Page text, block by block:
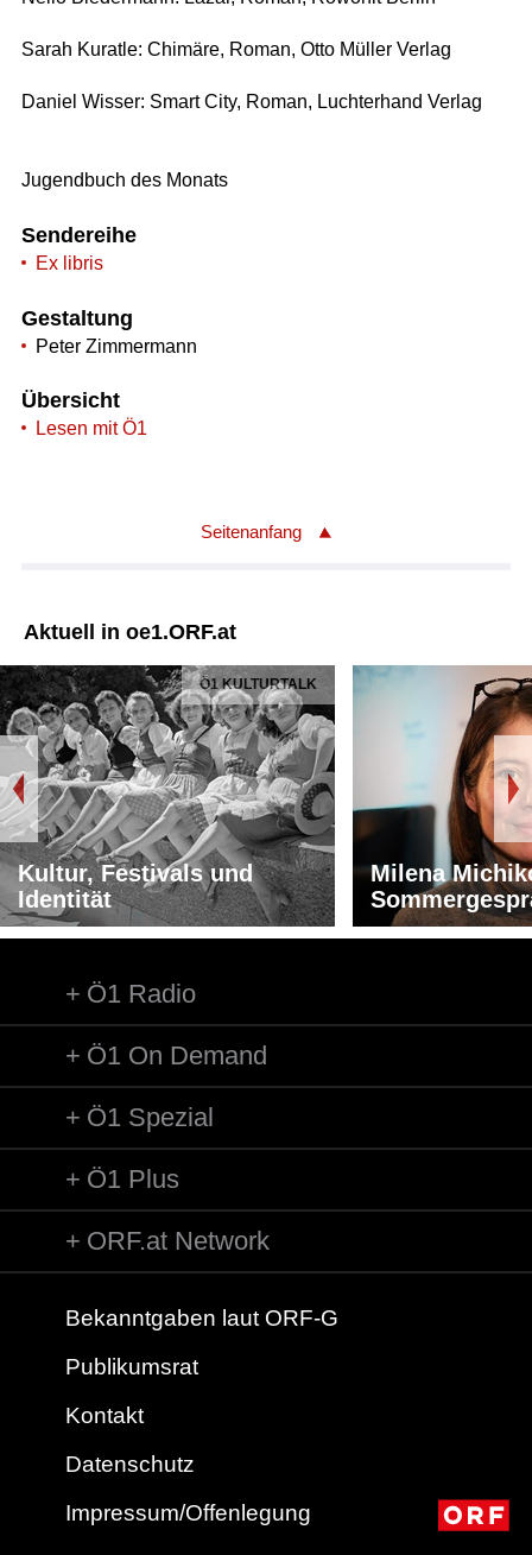
Sarah Kuratle: Chimäre, Roman, Otto Müller Verlag
Daniel Wisser: Smart City, Roman, Luchterhand Verlag
Jugendbuch des Monats
Sendereihe
Ex libris
Gestaltung
Peter Zimmermann
Übersicht
Lesen mit Ö1
Seitenanfang
Aktuell in oe1.ORF.at
Ö1 KULTURTALK
Kultur, Festivals und
Identität
Milena
Ö1 Radio
Ö1 On Demand
Ö1 Spezial
Ö1 Plus
ORF.at Network
Bekanntgaben laut ORF-G
Publikumsrat
Kontakt
Datenschutz
Impressum/Offenlegung